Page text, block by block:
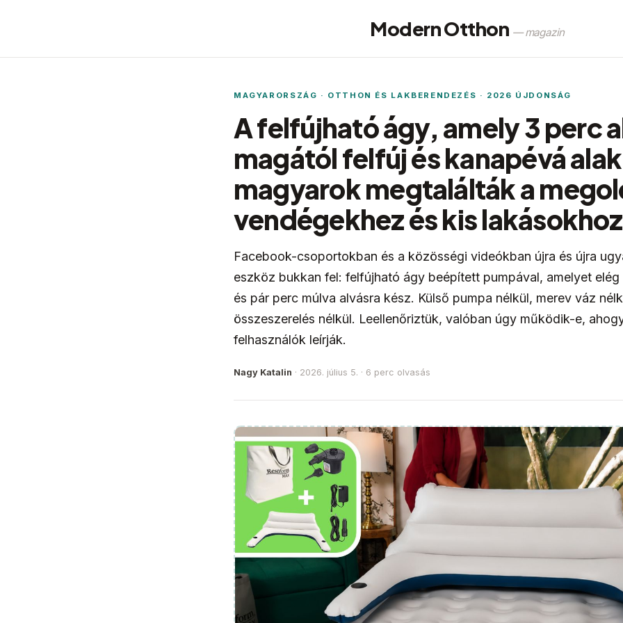
Modern Otthon — magazin
MAGYARORSZÁG · OTTHON ÉS LAKBERENDEZÉS · 2026 ÚJDONSÁG
A felfújható ágy, amely 3 perc
magától felfúj és kanapévá
magyarok megtalálták a
vendégekhez és kis
Facebook-csoportokban és a közösségi videókban újra és újra
eszköz bukkan fel: felfújható ágy beépített pumpával, amelyet
és pár perc múlva alvásra kész. Külső pumpa nélkül, merev váz
összeszerelés nélkül. Leellenőriztük, valóban úgy működik-e,
felhasználók leírják.
Nagy Katalin · 2026. július 5. · 6 perc olvasás